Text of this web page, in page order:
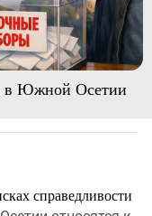
в Южной Осетии
справедливости